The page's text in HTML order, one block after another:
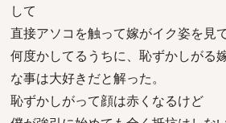
して
直接アソコを触って嫁がイク姿を見
何度かしてるうちに、恥ずかしがる
な事は大好きだと解った。
恥ずかしがって顔は赤くなるけど